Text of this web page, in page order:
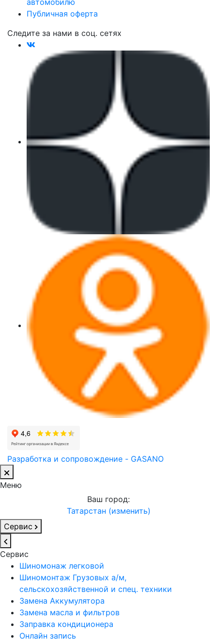
автомобилю
Публичная оферта
Следите за нами в соц. сетях
Разработка и сопровождение - GASANO
Меню
Ваш город:
Татарстан (изменить)
Сервис
Сервис
Шиномонаж легковой
Шиномонтаж Грузовых а/м,
сельскохозяйственной и спец. техники
Замена Аккумулятора
Замена масла и фильтров
Заправка кондиционера
Онлайн запись